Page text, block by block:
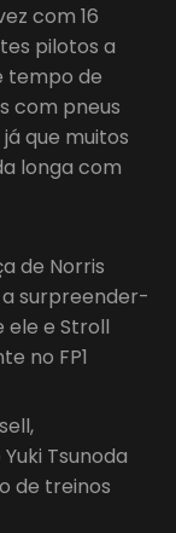
com 16
pilotos a
tempo de
com pneus
que muitos
longa com
de Norris
surpreender-
ele e Stroll
no FP1
Tsunoda
de treinos